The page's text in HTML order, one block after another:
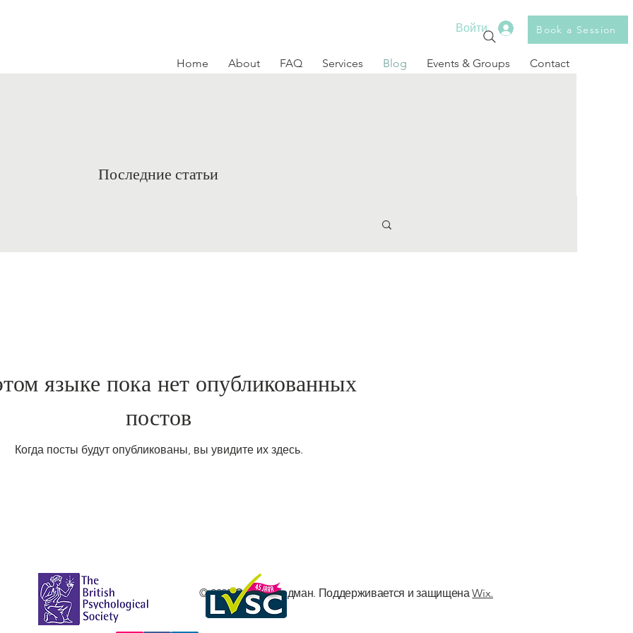
Home About FAQ Services Blog Events & Groups Contact
Войти Book a Session
Последние статьи
языке пока нет опубликованных
постов
Когда посты будут опубликованы, вы увидите их здесь.
© 2025 Стелла Редман. Поддерживается и защищенаWix.